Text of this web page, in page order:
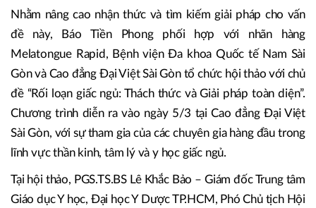
Nhằm nâng cao nhận thức và tìm kiếm giải pháp cho vấn
đề này, Báo Tiền Phong phối hợp với nhãn hàng
Melatongue Rapid, Bệnh viện Đa khoa Quốc tế Nam Sài
Gòn và Cao đẳng Đại Việt Sài Gòn tổ chức hội thảo với chủ
đề “Rối loạn giấc ngủ: Thách thức và Giải pháp toàn diện”.
Chương trình diễn ra vào ngày 5/3 tại Cao đẳng Đại Việt
Sài Gòn, với sự tham gia của các chuyên gia hàng đầu trong
lĩnh vực thần kinh, tâm lý và y học giấc ngủ.
Tại hội thảo, PGS.TS.BS Lê Khắc Bảo – Giám đốc Trung tâm
Giáo dục Y học, Đại học Y Dược TP.HCM, Phó Chủ tịch Hội